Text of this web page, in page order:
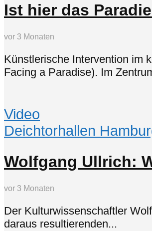
Ist hier das
vor 3 Monaten
Künstlerische Intervention im
Facing a Paradise). Im
Video
Deichtorhallen
Wolfgang Ullrich:
vor 3 Monaten
Der Kulturwissenschaftler
daraus resultierenden...